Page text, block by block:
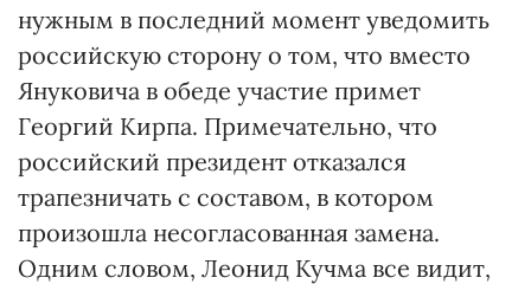
нужным в последний момент уведомить
российскую сторону о том, что вместо
Януковича в обеде участие примет
Георгий Кирпа. Примечательно, что
российский президент отказался
трапезничать с составом, в котором
произошла несогласованная замена.
Одним словом, Леонид Кучма все видит,